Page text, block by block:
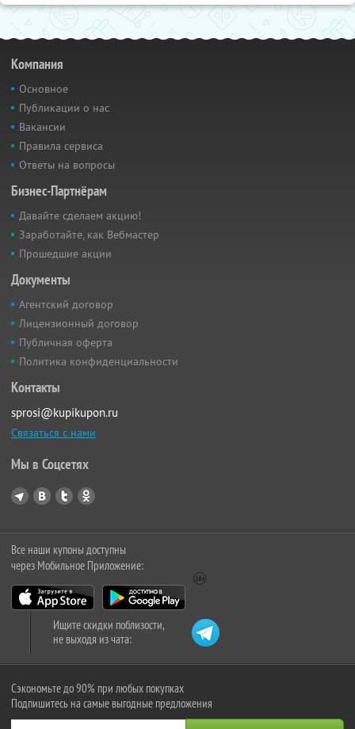
Компания
Основное
Публикации о нас
Вакансии
Правила сервиса
Ответы на вопросы
Бизнес-Партнёрам
Давайте сделаем акцию!
Заработайте, как Вебмастер
Прошедшие акции
Документы
Агентский договор
Лицензионный договор
Публичная оферта
Политика конфиденциальности
Контакты
sprosi@kupikupon.ru
Связаться с нами
Мы в Соцсетях
Все наши купоны доступны
через Мобильное Приложение:
Ищите скидки поблизости,
не выходя из чата:
Сэкономьте до 90% при любых покупках
Подпишитесь на самые выгодные предложения